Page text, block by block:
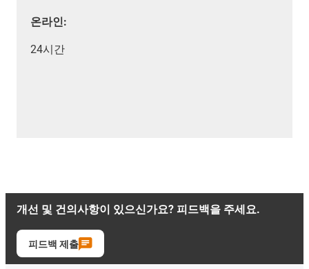
온라인:
24시간
개선 및 건의사항이 있으신가요? 피드백을 주세요.
피드백 제출